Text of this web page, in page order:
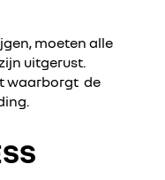
moeten alle
uitgerust.
waarborgt de